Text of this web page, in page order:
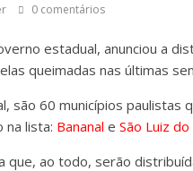
0 comentários
estadual, anunciou a
queimadas nas últimas
são 60 municípios paulistas
na lista: Bananal e São Luiz
que, ao todo, serão